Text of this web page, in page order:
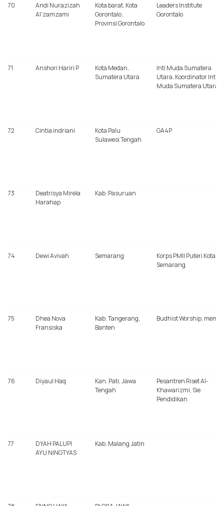
70
Andi Nurazizah
Al'zamzami
Kota barat, Kota
Gorontalo,
Provinsi Gorontalo
Leaders Institute
Gorontalo
71 Anshori Hariri P
Kota Medan,
Sumatera Utara
Inti Muda Sumatera
Utara, Koordinator Inti
Muda Sumatera Utara
72 Cintia indriani
Kota Palu
Sulawesi Tengah
GA4P
73
Deatrisya Mirela
Harahap
Kab. Pasuruan
74 Dewi Avivah Semarang
Korps PMII Puteri Kota
Semarang
75
Dhea Nova
Fransiska
Kab. Tangerang,
Banten
Budhist Worship,
76 Diyaul Haq
Kan. Pati, Jawa
Tengah
Pesantren Riset Al-
Khawarizmi, Sie
Pendidikan
77
DYAH PALUPI
AYU NINGTYAS
Kab. Malang Jatin